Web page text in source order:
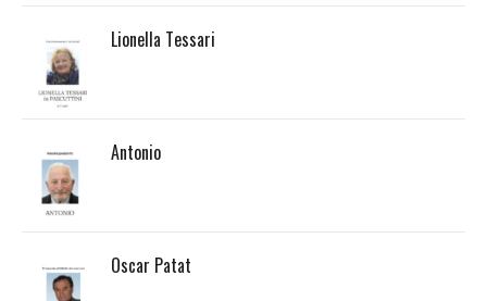
Lionella Tessari
Antonio
Oscar Patat